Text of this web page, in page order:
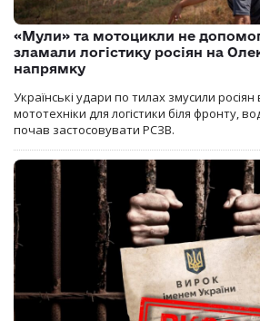
«Мули» та мотоцикли не
зламали логістику росіян на
напрямку
Українські удари по тилах змусили росіян
мототехніки для логістики біля фронту,
почав застосовувати РСЗВ.